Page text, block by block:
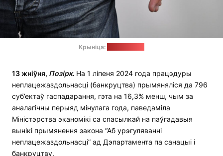
Крыніца:
13 жніўня, Позірк. На 1 ліпеня 2024 года працэдуры
неплацежаздольнасці (банкруцтва) прымяняліся да 796
суб’ектаў гаспадарання, гэта на 16,3% менш, чым за
аналагічны перыяд мінулага года, паведаміла
Міністэрства эканомікі са спасылкай на паўгадавыя
вынікі прымянення закона “Аб урэгуляванні
неплацежаздольнасці” ад Дэпартамента па санацыі і
банкруцтву.